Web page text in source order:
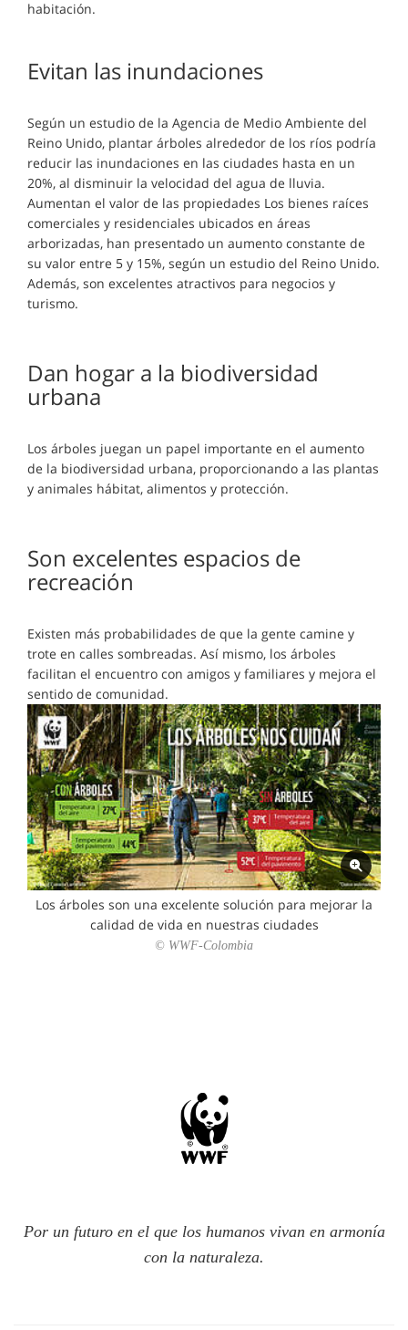
habitación.
Evitan las inundaciones
Según un estudio de la Agencia de Medio Ambiente del
Reino Unido, plantar árboles alrededor de los ríos podría
reducir las inundaciones en las ciudades hasta en un
20%, al disminuir la velocidad del agua de lluvia.
Aumentan el valor de las propiedades Los bienes raíces
comerciales y residenciales ubicados en áreas
arborizadas, han presentado un aumento constante de
su valor entre 5 y 15%, según un estudio del Reino Unido.
Además, son excelentes atractivos para negocios y
turismo.
Dan hogar a la biodiversidad
urbana
Los árboles juegan un papel importante en el aumento
de la biodiversidad urbana, proporcionando a las plantas
y animales hábitat, alimentos y protección.
Son excelentes espacios de
recreación
Existen más probabilidades de que la gente camine y
trote en calles sombreadas. Así mismo, los árboles
facilitan el encuentro con amigos y familiares y mejora el
sentido de comunidad.
Los árboles son una excelente solución para mejorar la
calidad de vida en nuestras ciudades
© WWF-Colombia
Por un futuro en el que los humanos vivan en armonía
con la naturaleza.